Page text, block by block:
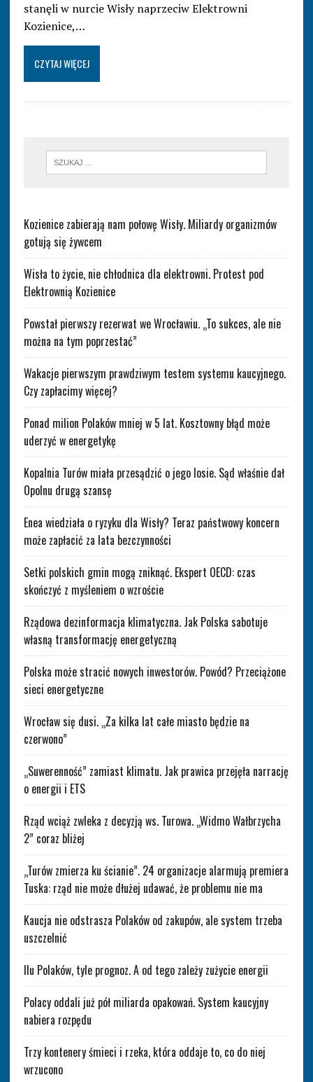
stanęli w nurcie Wisły naprzeciw Elektrowni
Kozienice,…
CZYTAJ WIĘCEJ
Kozienice zabierają nam połowę Wisły. Miliardy organizmów
gotują się żywcem
Wisła to życie, nie chłodnica dla elektrowni. Protest pod
Elektrownią Kozienice
Powstał pierwszy rezerwat we Wrocławiu. „To sukces, ale nie
można na tym poprzestać”
Wakacje pierwszym prawdziwym testem systemu kaucyjnego.
Czy zapłacimy więcej?
Ponad milion Polaków mniej w 5 lat. Kosztowny błąd może
uderzyć w energetykę
Kopalnia Turów miała przesądzić o jego losie. Sąd właśnie dał
Opolnu drugą szansę
Enea wiedziała o ryzyku dla Wisły? Teraz państwowy koncern
może zapłacić za lata bezczynności
Setki polskich gmin mogą zniknąć. Ekspert OECD: czas
skończyć z myśleniem o wzroście
Rządowa dezinformacja klimatyczna. Jak Polska sabotuje
własną transformację energetyczną
Polska może stracić nowych inwestorów. Powód? Przeciążone
sieci energetyczne
Wrocław się dusi. „Za kilka lat całe miasto będzie na
czerwono”
„Suwerenność” zamiast klimatu. Jak prawica przejęła narrację
o energii i ETS
Rząd wciąż zwleka z decyzją ws. Turowa. „Widmo Wałbrzycha
2” coraz bliżej
„Turów zmierza ku ścianie”. 24 organizacje alarmują premiera
Tuska: rząd nie może dłużej udawać, że problemu nie ma
Kaucja nie odstrasza Polaków od zakupów, ale system trzeba
uszczelnić
Ilu Polaków, tyle prognoz. A od tego zależy zużycie energii
Polacy oddali już pół miliarda opakowań. System kaucyjny
nabiera rozpędu
Trzy kontenery śmieci i rzeka, która oddaje to, co do niej
wrzucono